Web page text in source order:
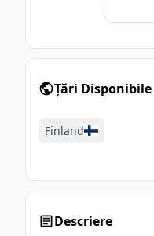
Țări Disponibile
Finland
Descriere